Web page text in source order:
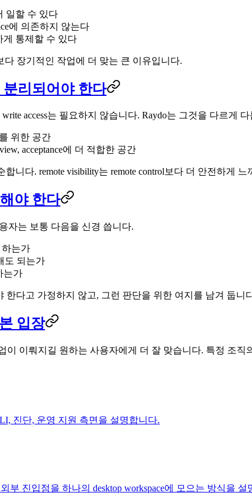
일할 수 있다
에 의존하지 않는다
게 통제할 수 있다
다 장기적인 작업에 더 맞는 큰 이유입니다.
리되어야 한다
access는 필요하지 않습니다. Raydo는 그것을 다르게 다
위한 공간
acceptance에 더 적합한 공간
니다. remote visibility는 remote control보다 더 안전하게
야 한다
자는 보통 다음을 신경 씁니다.
하는가
도 되는가
는가
한다고 가정하지 않고, 그런 판단을 위한 여지를 남겨 둡니
입장
이 이뤄지길 원하는 사용자에게 더 잘 맞습니다. 특정 조
진단, 운영 지원 측면을 설명합니다.
부 진입점을 하나의 desktop workspace에 모으는 방식을 설